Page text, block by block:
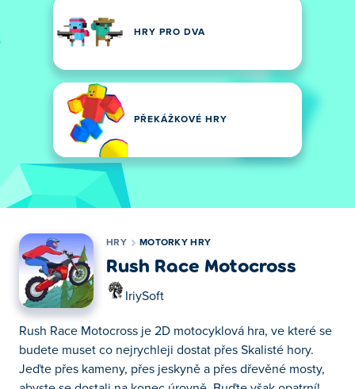
HRY PRO DVA
PŘEKÁŽKOVÉ HRY
HRY MOTORKY HRY
Rush Race Motocross
IriySoft
Rush Race Motocross je 2D motocyklová hra, ve které se
budete muset co nejrychleji dostat přes Skalisté hory.
Jeďte přes kameny, přes jeskyně a přes dřevěné mosty,